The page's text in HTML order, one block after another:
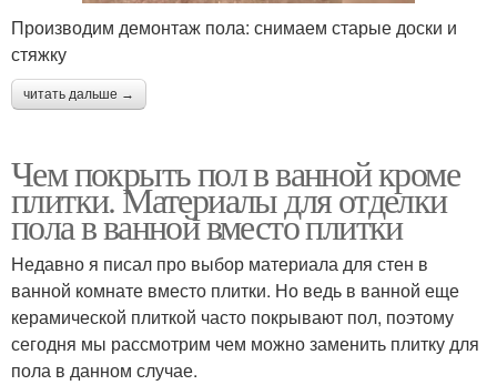
Производим демонтаж пола: снимаем старые доски и
стяжку
читать дальше →
Чем покрыть пол в ванной кроме
плитки. Материалы для отделки
пола в ванной вместо плитки
Недавно я писал про выбор материала для стен в
ванной комнате вместо плитки. Но ведь в ванной еще
керамической плиткой часто покрывают пол, поэтому
сегодня мы рассмотрим чем можно заменить плитку для
пола в данном случае.